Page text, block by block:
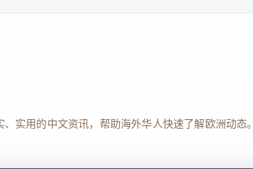
实用的中文资讯，帮助海外华人快速了解欧洲动态。